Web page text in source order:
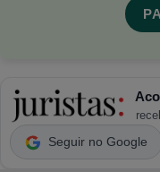
Seguir no Google